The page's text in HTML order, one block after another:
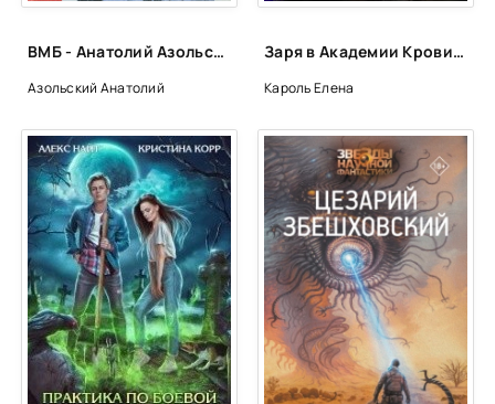
ВМБ - Анатолий Азольский
Азольский Анатолий
Заря в Академии Крови - Елена Кароль
Кароль Елена